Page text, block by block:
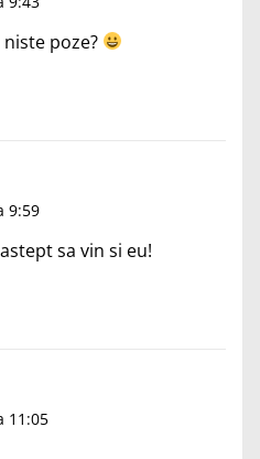
poze?
9:59
sa vin si eu!
11:05